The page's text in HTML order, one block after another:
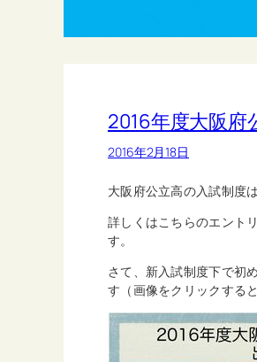
2016年度大阪
2016年2月18日
大阪府公立高の入試制度
詳しくはこちらのエント
す。
さて、新入試制度下で初
す（画像をクリックする